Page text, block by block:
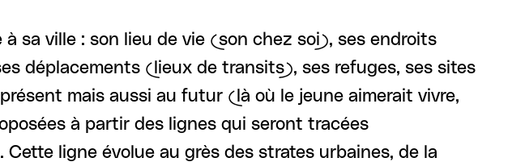
sa ville : son lieu de vie (son chez soi), ses endroits
déplacements (lieux de transits), ses refuges, ses sites
mais aussi au futur (là où le jeune aimerait vivre,
à partir des lignes qui seront tracées
ligne évolue au grès des strates urbaines, de la